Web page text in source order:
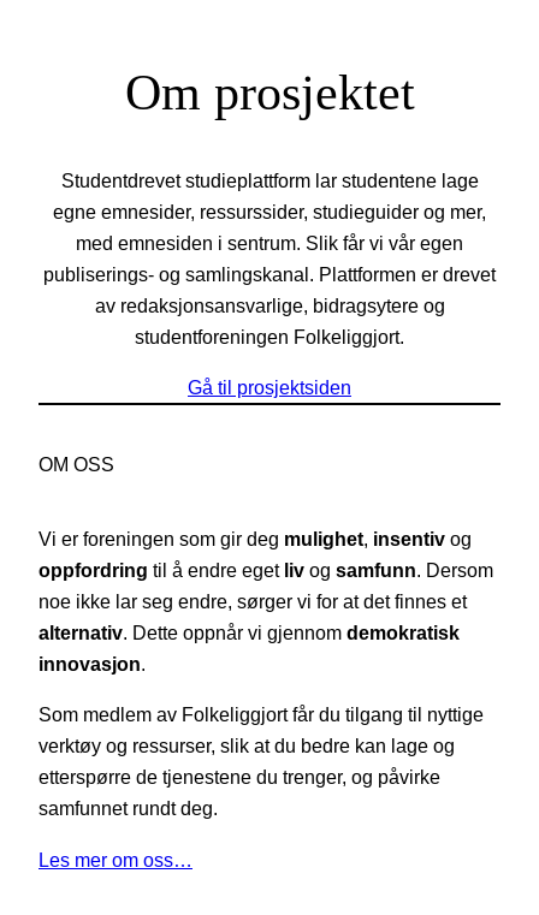
Om prosjektet
Studentdrevet studieplattform lar studentene lage
egne emnesider, ressurssider, studieguider og mer,
med emnesiden i sentrum. Slik får vi vår egen
publiserings- og samlingskanal. Plattformen er drevet
av redaksjonsansvarlige, bidragsytere og
studentforeningen Folkeliggjort.
Gå til prosjektsiden
OM OSS
Vi er foreningen som gir deg mulighet, insentiv og
oppfordring til å endre eget liv og samfunn. Dersom
noe ikke lar seg endre, sørger vi for at det finnes et
alternativ. Dette oppnår vi gjennom demokratisk
innovasjon.
Som medlem av Folkeliggjort får du tilgang til nyttige
verktøy og ressurser, slik at du bedre kan lage og
etterspørre de tjenestene du trenger, og påvirke
samfunnet rundt deg.
Les mer om oss…